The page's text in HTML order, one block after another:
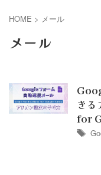
HOME > メール
メール
き
for